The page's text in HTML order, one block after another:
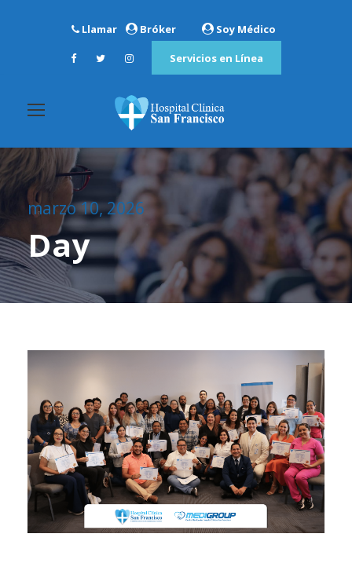
Llamar Bróker Soy Médico
Servicios en Línea
marzo 10, 2026
Day